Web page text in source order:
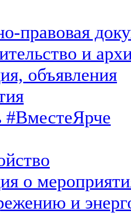
правовая
и
объявления
#ВместеЯрче
о
и